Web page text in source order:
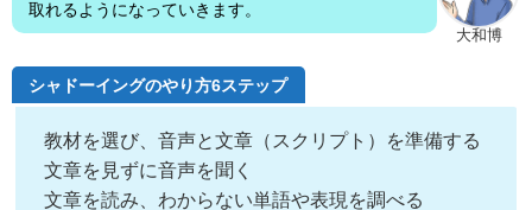
大和博
取れるようになっていきます。
シャドーイングのやり方6ステップ
教材を選び、音声と文章（スクリプト）を準備する
文章を見ずに音声を聞く
文章を読み、わからない単語や表現を調べる